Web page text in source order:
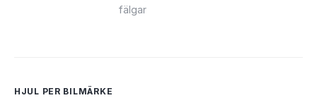
fälgar
HJUL PER BILMÄRKE